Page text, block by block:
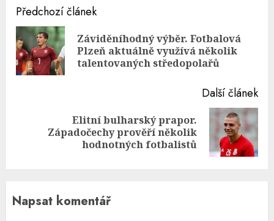
Continue
Reading
Předchozí článek
Záviděníhodný výběr. Fotbalová
Plzeň aktuálně využívá několik
talentovaných středopolařů
Další článek
Elitní bulharský prapor.
Západočechy prověří několik
hodnotných fotbalistů
Napsat komentář